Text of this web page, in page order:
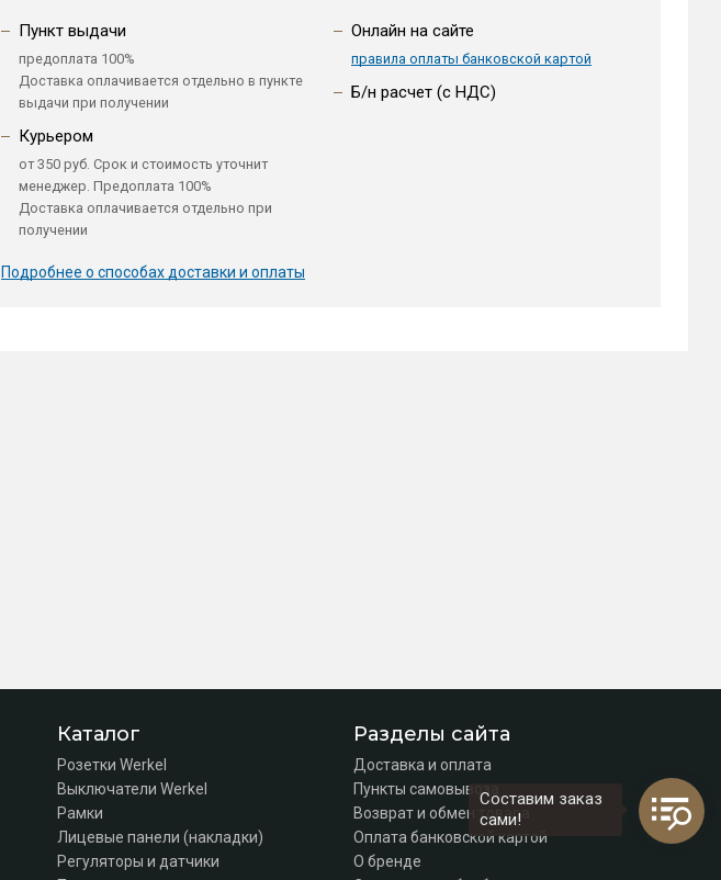
Пункт выдачи
предоплата 100%
Доставка оплачивается отдельно в пункте
выдачи при получении
Курьером
от 350 руб. Срок и стоимость уточнит
менеджер. Предоплата 100%
Доставка оплачивается отдельно при
получении
Подробнее о способах доставки и оплаты
Онлайн на сайте
правила оплаты банковской картой
Б/н расчет (c НДС)
Каталог
Розетки Werkel
Выключатели Werkel
Рамки
Лицевые панели (накладки)
Регуляторы и датчики
Разделы сайта
Доставка и оплата
Пункты самовывоза
Возврат и обмен товара
Оплата банковской картой
О бренде
Составим заказ
сами!